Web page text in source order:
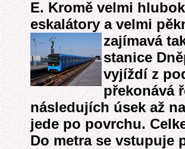
E. Kromě velmi
eskalátory a velmi
zajímavá
stanice
vyjíždí z
překonává
následujích úsek až
jede po povrchu.
Do metra se vstupuje